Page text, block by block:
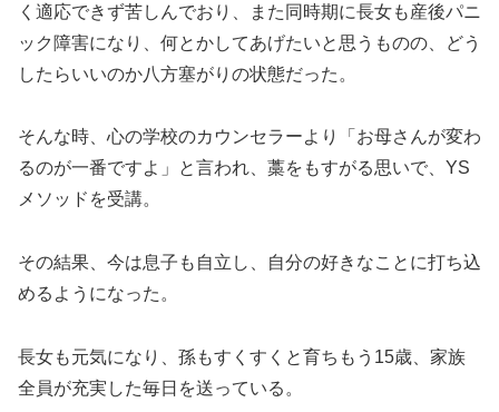
く適応できず苦しんでおり、また同時期に長女も産後パニ
ック障害になり、何とかしてあげたいと思うものの、どう
したらいいのか八方塞がりの状態だった。
そんな時、心の学校のカウンセラーより「お母さんが変わ
るのが一番ですよ」と言われ、藁をもすがる思いで、YS
メソッドを受講。
その結果、今は息子も自立し、自分の好きなことに打ち込
めるようになった。
長女も元気になり、孫もすくすくと育ちもう15歳、家族
全員が充実した毎日を送っている。